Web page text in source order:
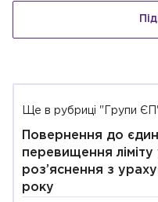
Ще в рубриці "Групи
Повернення до
перевищення
роз’яснення з
року